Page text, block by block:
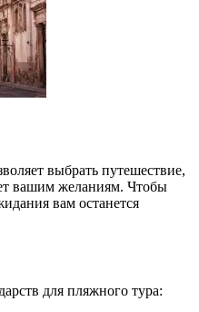
выбрать путешествие,
вашим желаниям. Чтобы
вам останется
для пляжного тура: